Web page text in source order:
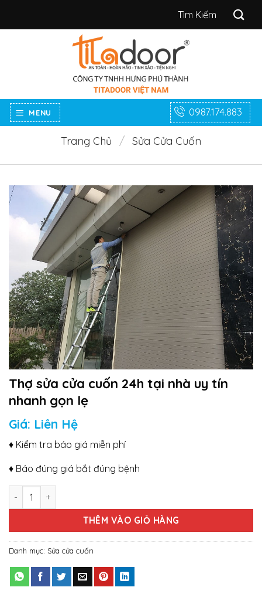
Tìm
MENU 0987.174.883
Trang Chủ / Sửa Cửa Cuốn
Thợ sửa cửa cuốn 24h tại nhà uy tín
nhanh gọn lẹ
Giá: Liên Hệ
♦ Kiểm tra báo giá miễn phí
♦ Báo đúng giá bắt đúng bệnh
Thợ sửa cửa cuốn 24h tại nhà uy tín nhanh gọn lẹ số lượng
THÊM VÀO GIỎ HÀNG
Danh mục: Sửa cửa cuốn